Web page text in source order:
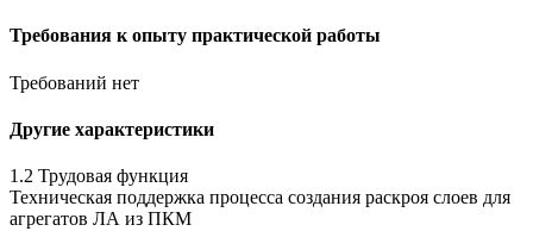
Требования к опыту практической работы
Требований нет
Другие характеристики
1.2 Трудовая функция
Техническая поддержка процесса создания раскроя слоев для
агрегатов ЛА из ПКМ